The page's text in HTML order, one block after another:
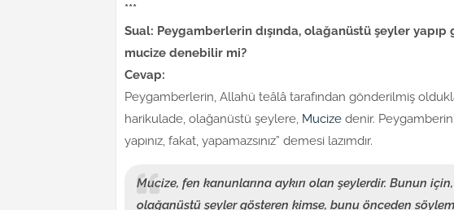
***
Sual: Peygamberlerin dışında, olağanüstü şeyler
mucize denebilir mi?
Cevap:
Peygamberlerin, Allahü teâlâ tarafından gönderilmiş
harikulade, olağanüstü şeylere, Mucize denir.
yapınız, fakat, yapamazsınız” demesi lazımdır.
Mucize, fen kanunlarına aykırı olan şeylerdir. Bunun
olağanüstü şeyler gösteren kimse, bunu önceden